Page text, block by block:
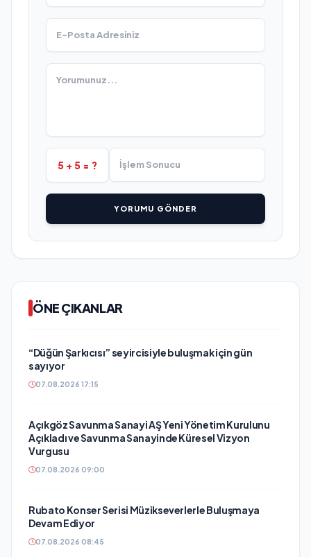
5 + 5 = ?
YORUMU GÖNDER
ÖNE ÇIKANLAR
“Düğün Şarkıcısı” seyircisiyle buluşmak için gün
sayıyor
07.08.2026 17:15
Açıkgöz Savunma Sanayi AŞ Yeni Yönetim Kurulunu
Açıkladı ve Savunma Sanayinde Küresel Vizyon
Vurgusu
07.08.2026 09:00
Rubato Konser Serisi Müzikseverlerle Buluşmaya
Devam Ediyor
07.08.2026 08:45